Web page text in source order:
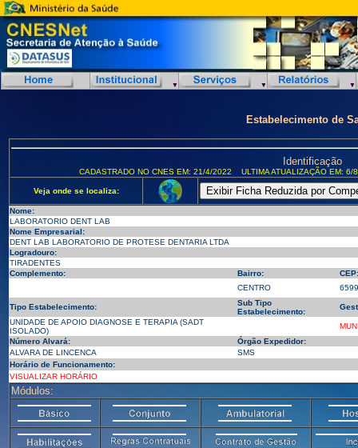
Estabelecimento de
Identificação
CADASTRADO NO CNES EM: 21/4/2022 ULTIMA ATUALIZAÇÃO EM:
Veja onde se localiza:
Nome:
LABORATORIO DENT LAB
Nome Empresarial:
DENT LAB LABORATORIO DE PROTESE DENTARIA LTDA
Logradouro:
TIRADENTES
Complemento:
Bairro:
CEP:
CENTRO
Tipo Estabelecimento:
Sub Tipo
Estabelecimento:
UNIDADE DE APOIO DIAGNOSE E TERAPIA (SADT
ISOLADO)
Número Alvará:
Órgão Expedidor:
ALVARA DE LINCENCA
SMS
Horário de Funcionamento:
VISUALIZAR HORÁRIO
Módulos: